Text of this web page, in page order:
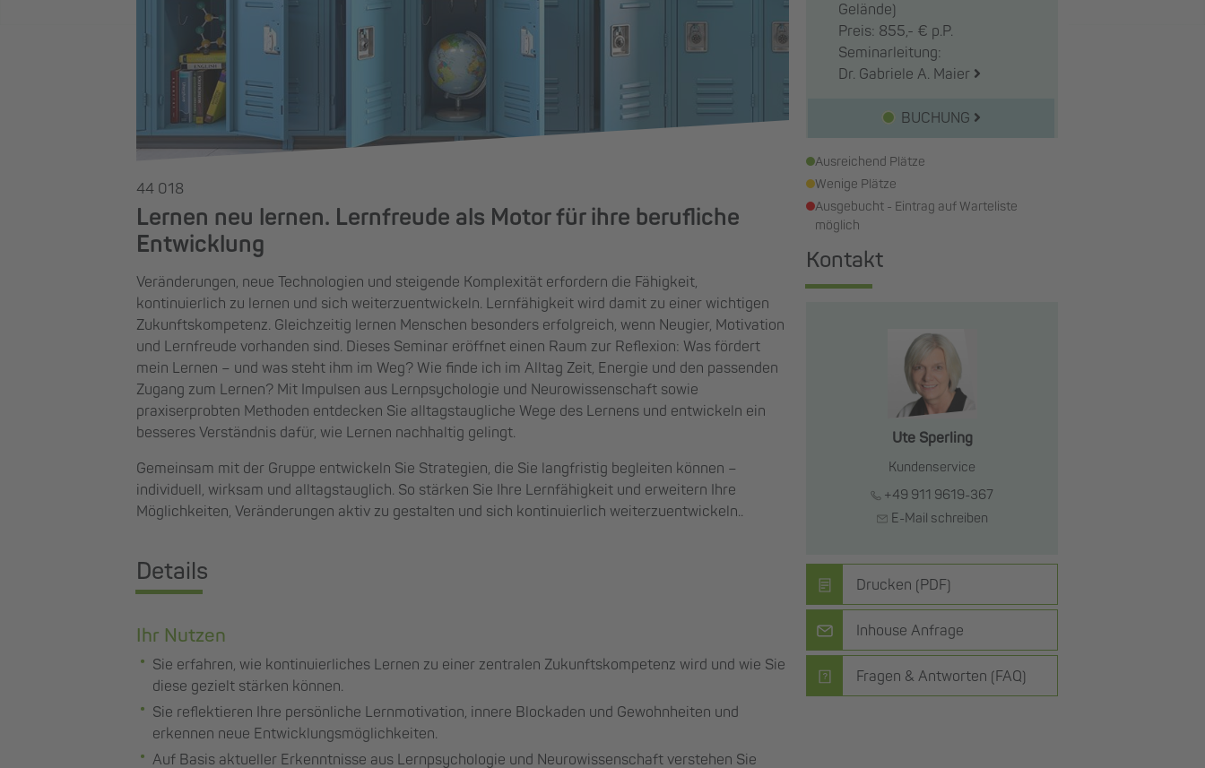
44 018
Lernen neu lernen. Lernfreude als Motor für ihre berufliche
Entwicklung
Veränderungen, neue Technologien und steigende Komplexität erfordern die Fähigkeit,
kontinuierlich zu lernen und sich weiterzuentwickeln. Lernfähigkeit wird damit zu einer wichtigen
Zukunftskompetenz. Gleichzeitig lernen Menschen besonders erfolgreich, wenn Neugier, Motivation
und Lernfreude vorhanden sind. Dieses Seminar eröffnet einen Raum zur Reflexion: Was fördert
mein Lernen – und was steht ihm im Weg? Wie finde ich im Alltag Zeit, Energie und den passenden
Zugang zum Lernen? Mit Impulsen aus Lernpsychologie und Neurowissenschaft sowie
praxiserprobten Methoden entdecken Sie alltagstaugliche Wege des Lernens und entwickeln ein
besseres Verständnis dafür, wie Lernen nachhaltig gelingt.
Gemeinsam mit der Gruppe entwickeln Sie Strategien, die Sie langfristig begleiten können –
individuell, wirksam und alltagstauglich. So stärken Sie Ihre Lernfähigkeit und erweitern Ihre
Möglichkeiten, Veränderungen aktiv zu gestalten und sich kontinuierlich weiterzuentwickeln..
Details
Ihr Nutzen
Sie erfahren, wie kontinuierliches Lernen zu einer zentralen Zukunftskompetenz wird und wie Sie
diese gezielt stärken können.
Sie reflektieren Ihre persönliche Lernmotivation, innere Blockaden und Gewohnheiten und
erkennen neue Entwicklungsmöglichkeiten.
Auf Basis aktueller Erkenntnisse aus Lernpsychologie und Neurowissenschaft verstehen Sie
Gelände)
Preis: 855,- € p.P.
Seminarleitung:
Dr. Gabriele A. Maier
BUCHUNG
Ausreichend Plätze
Wenige Plätze
Ausgebucht - Eintrag auf Warteliste
möglich
Kontakt
Ute Sperling
Kundenservice
+49 911 9619-367
E-Mail schreiben
Drucken (PDF)
Inhouse Anfrage
Fragen & Antworten (FAQ)